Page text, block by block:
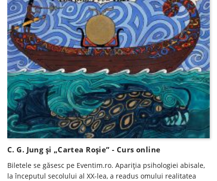
C. G. Jung și „Cartea Roșie” - Curs online
Biletele se găsesc pe Eventim.ro. Apariția psihologiei abisale,
la începutul secolului al XX-lea, a readus omului realitatea